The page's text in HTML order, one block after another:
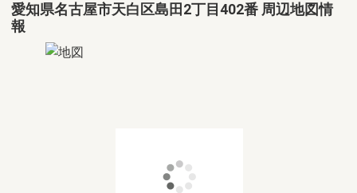
愛知県名古屋市天白区島田2丁目402番 周辺地図情
報